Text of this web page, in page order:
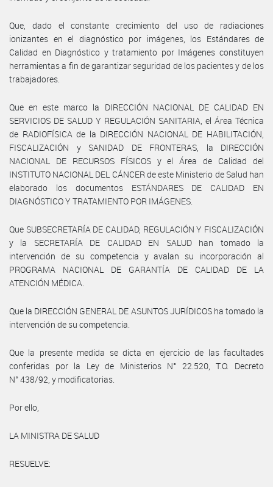
Que, dado el constante crecimiento del uso de radiaciones
ionizantes en el diagnóstico por imágenes, los Estándares de
Calidad en Diagnóstico y tratamiento por Imágenes constituyen
herramientas a fin de garantizar seguridad de los pacientes y de los
trabajadores.
Que en este marco la DIRECCIÓN NACIONAL DE CALIDAD EN
SERVICIOS DE SALUD Y REGULACIÓN SANITARIA, el Área Técnica
de RADIOFÍSICA de la DIRECCIÓN NACIONAL DE HABILITACIÓN,
FISCALIZACIÓN y SANIDAD DE FRONTERAS, la DIRECCIÓN
NACIONAL DE RECURSOS FÍSICOS y el Área de Calidad del
INSTITUTO NACIONAL DEL CÁNCER de este Ministerio de Salud han
elaborado los documentos ESTÁNDARES DE CALIDAD EN
DIAGNÓSTICO Y TRATAMIENTO POR IMÁGENES.
Que SUBSECRETARÍA DE CALIDAD, REGULACIÓN Y FISCALIZACIÓN
y la SECRETARÍA DE CALIDAD EN SALUD han tomado la
intervención de su competencia y avalan su incorporación al
PROGRAMA NACIONAL DE GARANTÍA DE CALIDAD DE LA
ATENCIÓN MÉDICA.
Que la DIRECCIÓN GENERAL DE ASUNTOS JURÍDICOS ha tomado la
intervención de su competencia.
Que la presente medida se dicta en ejercicio de las facultades
conferidas por la Ley de Ministerios N° 22.520, T.O. Decreto
N° 438/92, y modificatorias.
Por ello,
LA MINISTRA DE SALUD
RESUELVE: